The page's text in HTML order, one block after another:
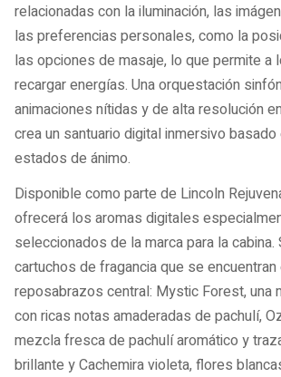
relacionadas con la iluminación, las
las preferencias personales, como la
las opciones de masaje, lo que permite a
recargar energías. Una orquestación
animaciones nítidas y de alta resolución
crea un santuario digital inmersivo
estados de ánimo.
Disponible como parte de Lincoln
ofrecerá los aromas digitales
seleccionados de la marca para la
cartuchos de fragancia que se encuentran
reposabrazos central: Mystic Forest, una
con ricas notas amaderadas de pachulí,
mezcla fresca de pachulí aromático y
brillante y Cachemira violeta, flores